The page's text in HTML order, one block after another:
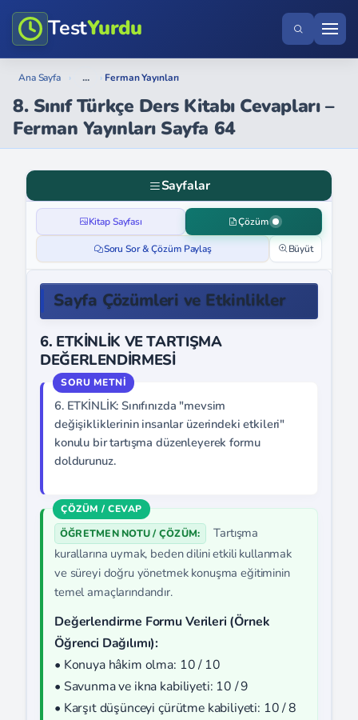
TestYurdu
Ana Sayfa › ... › Ferman Yayınları
8. Sınıf Türkçe Ders Kitabı Cevapları –
Ferman Yayınları Sayfa 64
Sayfalar
Kitap Sayfası Çözüm
Soru Sor & Çözüm Paylaş Büyüt
Sayfa Çözümleri ve Etkinlikler
6. ETKİNLİK VE TARTIŞMA
DEĞERLENDİRMESİ
6. ETKİNLİK: Sınıfınızda "mevsim
değişikliklerinin insanlar üzerindeki etkileri"
konulu bir tartışma düzenleyerek formu
doldurunuz.
ÖĞRETMEN NOTU / ÇÖZÜM:
Tartışma
kurallarına uymak, beden dilini etkili kullanmak
ve süreyi doğru yönetmek konuşma eğitiminin
temel amaçlarındandır.
Değerlendirme Formu Verileri (Örnek
Öğrenci Dağılımı):
• Konuya hâkim olma: 10 / 10
• Savunma ve ikna kabiliyeti: 10 / 9
• Karşıt düşünceyi çürütme kabiliyeti: 10 / 8